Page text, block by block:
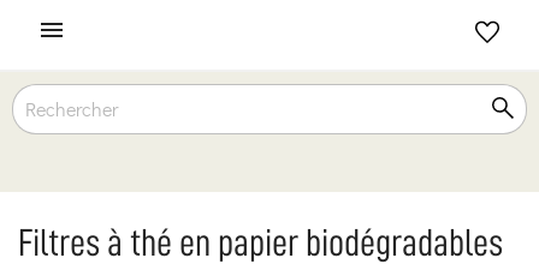

Filtres à thé en papier biodégradables